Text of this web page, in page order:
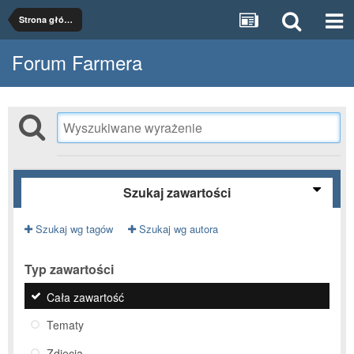
Strona główna
Forum Farmera
Szukaj zawartości
Szukaj wg tagów Szukaj wg autora
Typ zawartości
Cała zawartość
Tematy